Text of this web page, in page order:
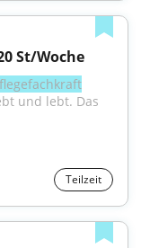
St/Woche
und lebt. Das
Teilzeit